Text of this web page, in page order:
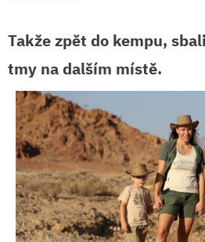
Takže zpět do kempu,
tmy na dalším místě.